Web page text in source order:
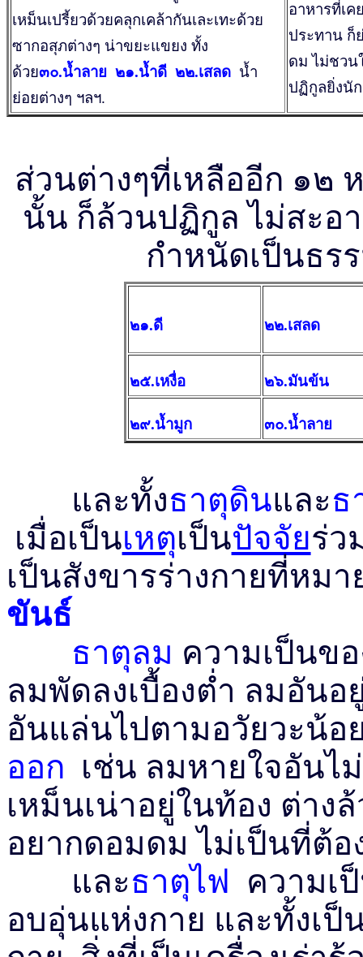
เหม็นเปรี้ยวด้วยคลุกเคล้ากันเละเทะด้วย
ซากอสุภต่างๆ น่าขยะแขยง ทั้ง
ด้วย๓๐.น้ำลาย ๒๑.น้ำดี ๒๒.เสลดน้ำ
ย่อยต่างๆ ฯลฯ.
อาหารที่เ
ประทาน ก็
ดม ไม่ชวน
ปฏิกูลยิ่งนัก
ส่วนต่างๆที่เหลืออีก ๑๒
นั้น ก็ล้วนปฏิกูล ไม่สะอ
กำหนัดเป็นธร
๒๑.ดี ๒๒.เสลด
๒๕.เหงื่อ ๒๖.มันข้น
๒๙.น้ำมูก ๓๐.น้ำลาย
และทั้งธาตุดินและธ
เมื่อเป็นเหตุเป็นปัจจัยร่ว
เป็นสังขารร่างกายที่หม
ขันธ์
ธาตุลม ความเป็นข
ลมพัดลงเบื้องต่ำ ลมอัน
อันแล่นไปตามอวัยวะน้
ออก เช่น ลมหายใจอัน
เหม็นเน่าอยู่ในท้อง ต่าง
อยากดอมดม ไม่เป็นที่ต้อ
และธาตุไฟ
ความเ
อบอุ่นแห่งกาย และทั้งเป็